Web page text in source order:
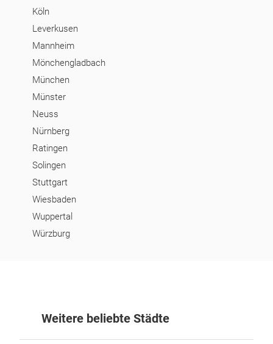
Köln
Leverkusen
Mannheim
Mönchengladbach
München
Münster
Neuss
Nürnberg
Ratingen
Solingen
Stuttgart
Wiesbaden
Wuppertal
Würzburg
Weitere beliebte Städte